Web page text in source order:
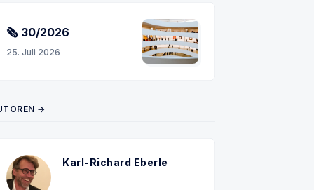
🗞 30/2026
25. Juli 2026
→
Karl-Richard Eberle